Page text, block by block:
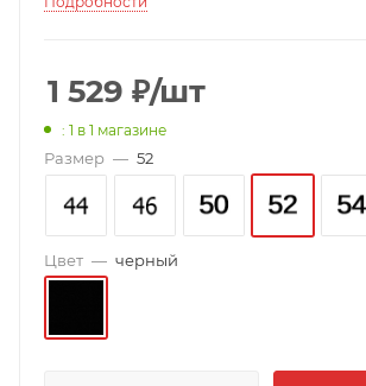
1 529 ₽/шт
: 1 в 1 магазине
Размер — 52
Цвет — черный